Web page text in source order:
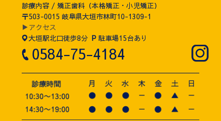
診療内容 / 矯正歯科（本格矯正・小児矯正）
〒503-0015 岐阜県大垣市林町10-1309-1
▶アクセス
大垣駅北口徒歩8分 P 駐車場15台あり
0584-75-4184